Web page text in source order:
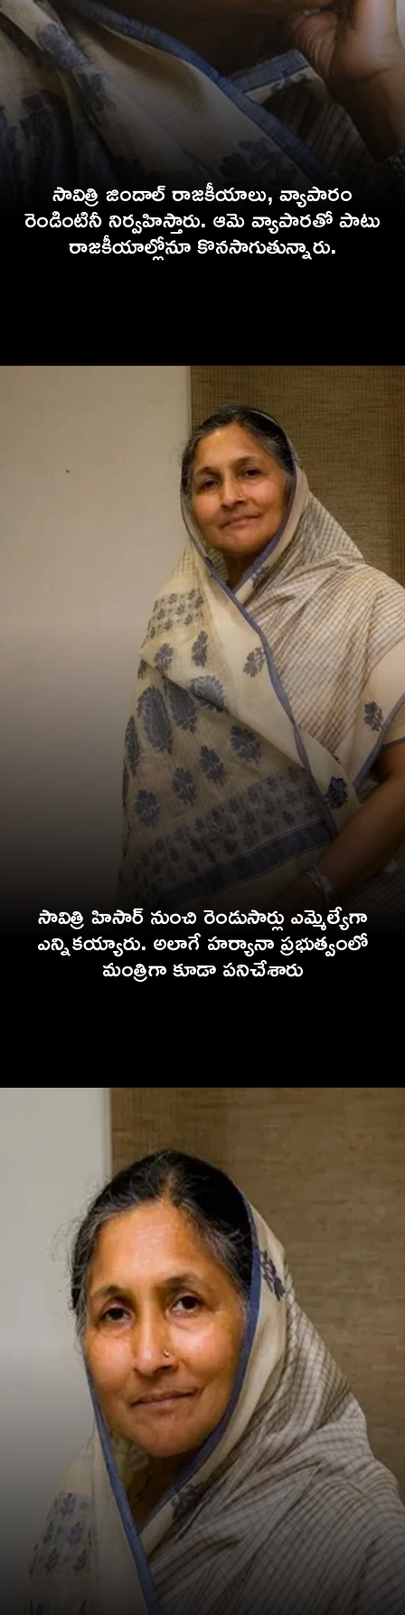
సావిత్రి జిందాల్ రాజకీయాలు, వ్యాపారం
రెండింటినీ నిర్వహిస్తారు. ఆమె వ్యాపారతో పాటు
సావిత్రి హిసార్ నుంచి రెండుసార్లు ఎమ్మెల్యేగా
ఎన్నికయ్యారు. అలాగే హర్యానా ప్రభుత్వంలో
మంత్రిగా కూడా పనిచేశారు